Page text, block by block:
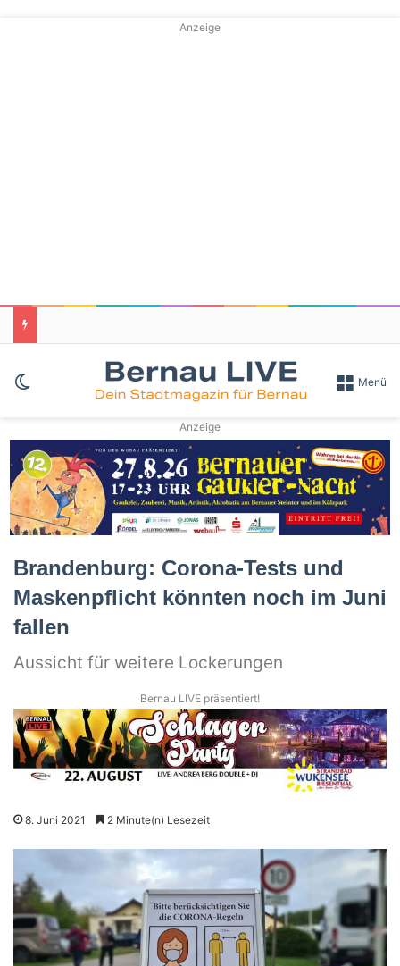
Anzeige
Skin umschalten Menü
Anzeige
Brandenburg: Corona-Tests und
Maskenpflicht könnten noch im Juni
fallen
Aussicht für weitere Lockerungen
Bernau LIVE präsentiert!
8. Juni 2021 2 Minute(n) Lesezeit